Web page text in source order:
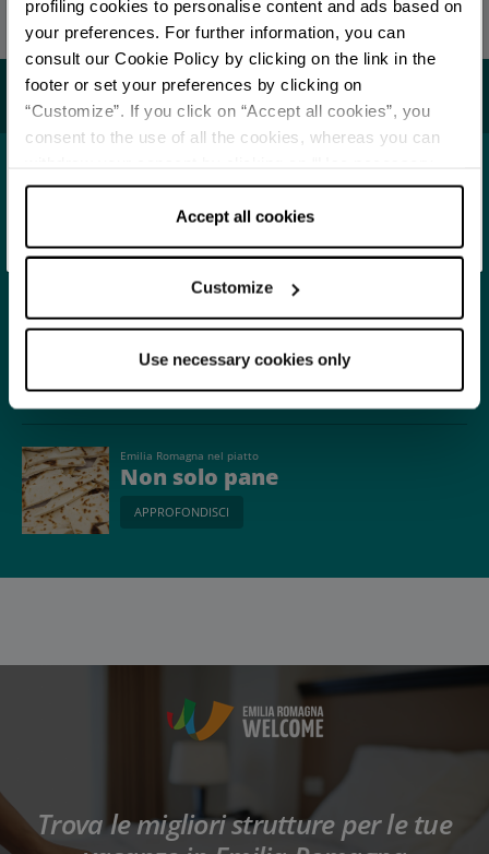
profiling cookies to personalise content and ads based on
your preferences. For further information, you can
consult our Cookie Policy by clicking on the link in the
footer or set your preferences by clicking on
“Customize”. If you click on “Accept all cookies”, you
consent to the use of all the cookies, whereas you can
cookies only” and only the technical cookies for the
correct functioning of the website will be used.
Accept all cookies
Customize
Use necessary cookies only
Ultimo aggiornamento 24/09/2024
Potrebbe interessarti...
Località
Alta Val Tidone
APPROFONDISCI
Eventi enogastronomici
Emilia Romagna nel piatto
Non solo pane
APPROFONDISCI
Trova le migliori strutture per le tue
Per rimanere aggiornato
SCOPRI TUTTI GLI EVENTI
ISCRIVITI ALLA NEWSLETTER